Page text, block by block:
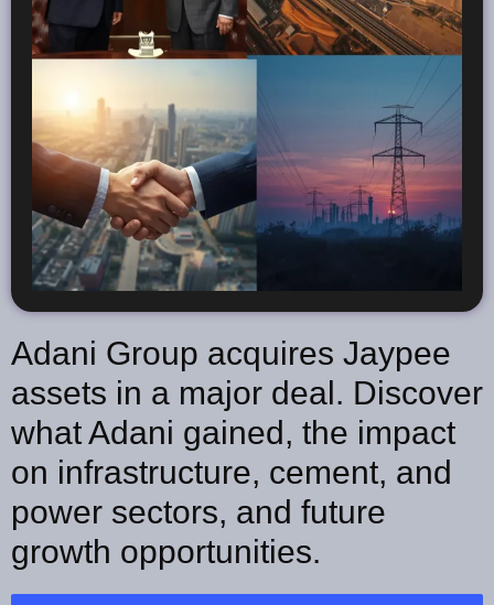
Adani Group acquires Jaypee
assets in a major deal. Discover
what Adani gained, the impact
on infrastructure, cement, and
power sectors, and future
growth opportunities.